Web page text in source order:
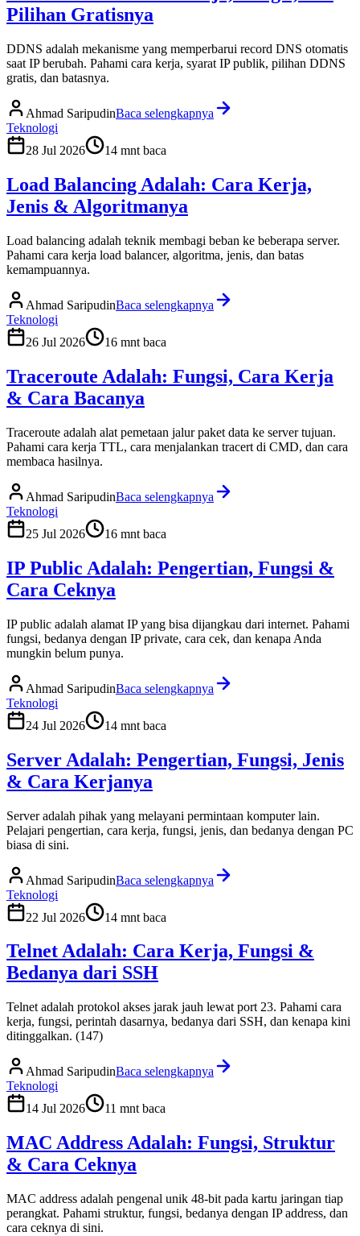
Pilihan Gratisnya
DDNS adalah mekanisme yang memperbarui record DNS otomatis
saat IP berubah. Pahami cara kerja, syarat IP publik, pilihan DDNS
gratis, dan batasnya.
Ahmad SaripudinBaca selengkapnya
Teknologi
28 Jul 2026
14 mnt baca
Load Balancing Adalah: Cara Kerja,
Jenis & Algoritmanya
Load balancing adalah teknik membagi beban ke beberapa server.
Pahami cara kerja load balancer, algoritma, jenis, dan batas
kemampuannya.
Ahmad SaripudinBaca selengkapnya
Teknologi
26 Jul 2026
16 mnt baca
Traceroute Adalah: Fungsi, Cara Kerja
& Cara Bacanya
Traceroute adalah alat pemetaan jalur paket data ke server tujuan.
Pahami cara kerja TTL, cara menjalankan tracert di CMD, dan cara
membaca hasilnya.
Ahmad SaripudinBaca selengkapnya
Teknologi
25 Jul 2026
16 mnt baca
IP Public Adalah: Pengertian, Fungsi &
Cara Ceknya
IP public adalah alamat IP yang bisa dijangkau dari internet. Pahami
fungsi, bedanya dengan IP private, cara cek, dan kenapa Anda
mungkin belum punya.
Ahmad SaripudinBaca selengkapnya
Teknologi
24 Jul 2026
14 mnt baca
Server Adalah: Pengertian, Fungsi, Jenis
& Cara Kerjanya
Server adalah pihak yang melayani permintaan komputer lain.
Pelajari pengertian, cara kerja, fungsi, jenis, dan bedanya dengan PC
biasa di sini.
Ahmad SaripudinBaca selengkapnya
Teknologi
22 Jul 2026
14 mnt baca
Telnet Adalah: Cara Kerja, Fungsi &
Bedanya dari SSH
Telnet adalah protokol akses jarak jauh lewat port 23. Pahami cara
kerja, fungsi, perintah dasarnya, bedanya dari SSH, dan kenapa kini
ditinggalkan. (147)
Ahmad SaripudinBaca selengkapnya
Teknologi
14 Jul 2026
11 mnt baca
MAC Address Adalah: Fungsi, Struktur
& Cara Ceknya
MAC address adalah pengenal unik 48-bit pada kartu jaringan tiap
perangkat. Pahami struktur, fungsi, bedanya dengan IP address, dan
cara ceknya di sini.